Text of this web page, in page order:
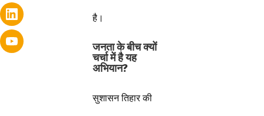
है।
जनता के बीच क्यों
चर्चा में है यह
अभियान?
सुशासन तिहार की